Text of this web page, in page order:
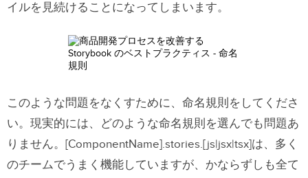
StorybookとUXPinを始めよう
イルを見続けることになってしまいます。
このような問題をなくすために、命名規則をしてくださ
い。現実的には、どのような命名規則を選んでも問題あ
りません。[ComponentName].stories.[js|jsx|tsx]は、多く
のチームでうまく機能していますが、かならずしも全て